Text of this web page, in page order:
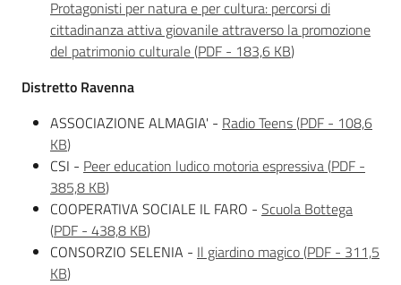
Protagonisti per natura e per cultura: percorsi di
cittadinanza attiva giovanile attraverso la promozione
del patrimonio culturale(PDF - 183,6 KB)
Distretto Ravenna
ASSOCIAZIONE ALMAGIA' - Radio Teens(PDF - 108,6
KB)
CSI - Peer education ludico motoria espressiva(PDF -
385,8 KB)
COOPERATIVA SOCIALE IL FARO - Scuola Bottega
(PDF - 438,8 KB)
CONSORZIO SELENIA - Il giardino magico(PDF - 311,5
KB)